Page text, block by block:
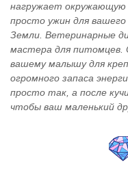
нагружает
просто ужин для
Земли. Ветеринарные
мастера для
вашему малышу для
огромного запаса
просто так, а после
чтобы ваш маленький